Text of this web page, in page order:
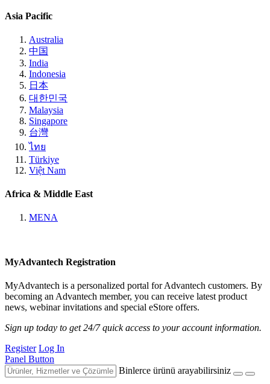
Asia Pacific
Australia
中国
India
Indonesia
日本
대한민국
Malaysia
Singapore
台灣
ไทย
Türkiye
Việt Nam
Africa & Middle East
MENA
MyAdvantech Registration
MyAdvantech is a personalized portal for Advantech customers. By
becoming an Advantech member, you can receive latest product
news, webinar invitations and special eStore offers.
Sign up today to get 24/7 quick access to your account information.
Register Log In
Panel Button
Binlerce ürünü arayabilirsiniz